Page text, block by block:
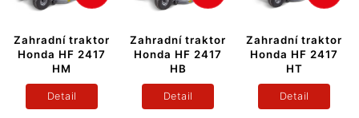
Zahradní traktor
Honda HF 2417
HM
Detail
Zahradní traktor
Honda HF 2417
HB
Detail
Zahradní traktor
Honda HF 2417
HT
Detail